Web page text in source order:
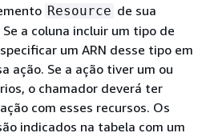
Resource de sua
a coluna incluir um tipo de
um ARN desse tipo em
ação. Se a ação tiver um ou
o chamador deverá ter
com esses recursos. Os
indicados na tabela com um